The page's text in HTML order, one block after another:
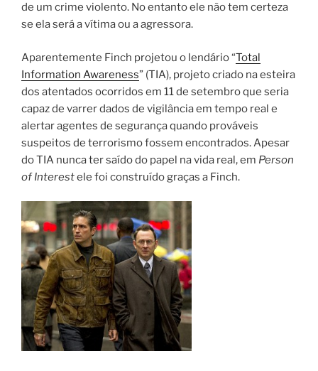
de um crime violento. No entanto ele não tem certeza
se ela será a vítima ou a agressora.
Aparentemente Finch projetou o lendário “Total
Information Awareness” (TIA), projeto criado na esteira
dos atentados ocorridos em 11 de setembro que seria
capaz de varrer dados de vigilância em tempo real e
alertar agentes de segurança quando prováveis
suspeitos de terrorismo fossem encontrados. Apesar
do TIA nunca ter saído do papel na vida real, em Person
of Interestele foi construído graças a Finch.